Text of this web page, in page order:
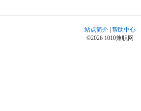
站点简介 帮助中心
©2026 1010兼职网